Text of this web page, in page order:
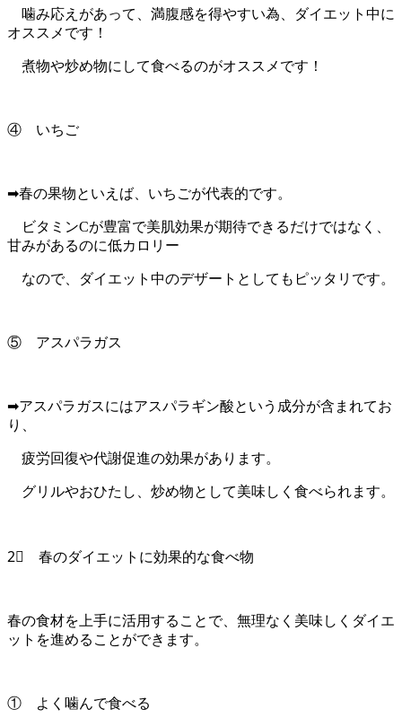
噛み応えがあって、満腹感を得やすい為、ダイエット中に
オススメです！
煮物や炒め物にして食べるのがオススメです！
④ いちご
➡春の果物といえば、いちごが代表的です。
ビタミンCが豊富で美肌効果が期待できるだけではなく、
甘みがあるのに低カロリー
なので、ダイエット中のデザートとしてもピッタリです。
⑤ アスパラガス
➡アスパラガスにはアスパラギン酸という成分が含まれてお
り、
疲労回復や代謝促進の効果があります。
グリルやおひたし、炒め物として美味しく食べられます。
2⃣ 春のダイエットに効果的な食べ物
春の食材を上手に活用することで、無理なく美味しくダイエ
ットを進めることができます。
① よく噛んで食べる